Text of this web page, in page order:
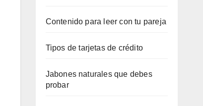
Contenido para leer con tu pareja
Tipos de tarjetas de crédito
Jabones naturales que debes
probar